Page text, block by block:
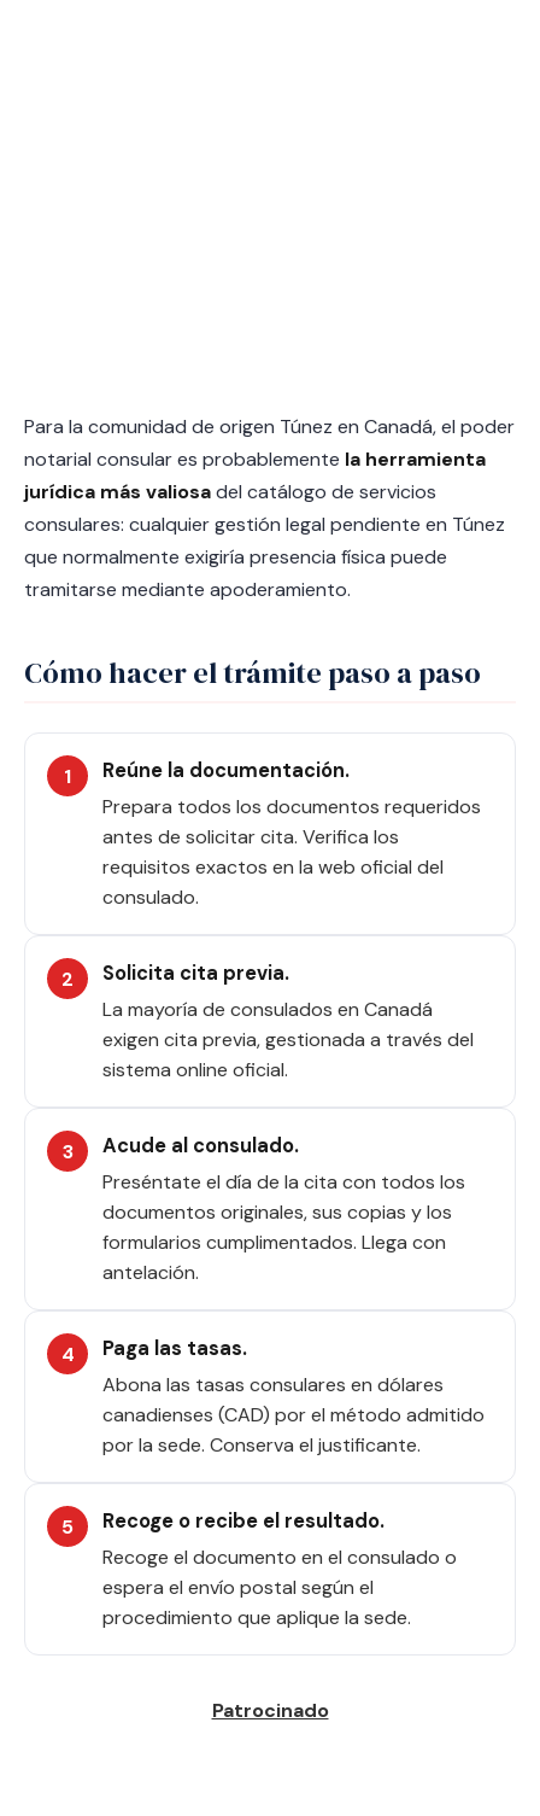
Para la comunidad de origen Túnez en Canadá, el poder
notarial consular es probablemente la herramienta
jurídica más valiosadel catálogo de servicios
consulares: cualquier gestión legal pendiente en Túnez
que normalmente exigiría presencia física puede
tramitarse mediante apoderamiento.
Cómo hacer el trámite paso a paso
Reúne la documentación.
Prepara todos los documentos requeridos
antes de solicitar cita. Verifica los
requisitos exactos en la web oficial del
consulado.
Solicita cita previa.
La mayoría de consulados en Canadá
exigen cita previa, gestionada a través del
sistema online oficial.
Acude al consulado.
Preséntate el día de la cita con todos los
documentos originales, sus copias y los
formularios cumplimentados. Llega con
antelación.
Paga las tasas.
Abona las tasas consulares en dólares
canadienses (CAD) por el método admitido
por la sede. Conserva el justificante.
Recoge o recibe el resultado.
Recoge el documento en el consulado o
espera el envío postal según el
procedimiento que aplique la sede.